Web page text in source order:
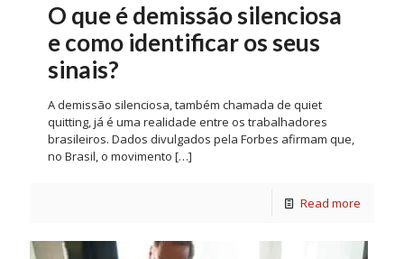
O que é demissão silenciosa
e como identificar os seus
sinais?
A demissão silenciosa, também chamada de quiet
quitting, já é uma realidade entre os trabalhadores
brasileiros. Dados divulgados pela Forbes afirmam que,
no Brasil, o movimento […]
Read more